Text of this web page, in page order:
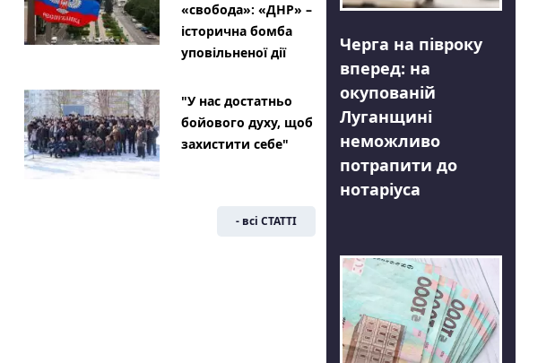
«свобода»: «ДНР» –
історична бомба
уповільненої дії
"У нас достатньо
бойового духу, щоб
захистити себе"
- всі СТАТТІ
Черга на півроку
вперед: на
окупованій
Луганщині
неможливо
потрапити до
нотаріуса